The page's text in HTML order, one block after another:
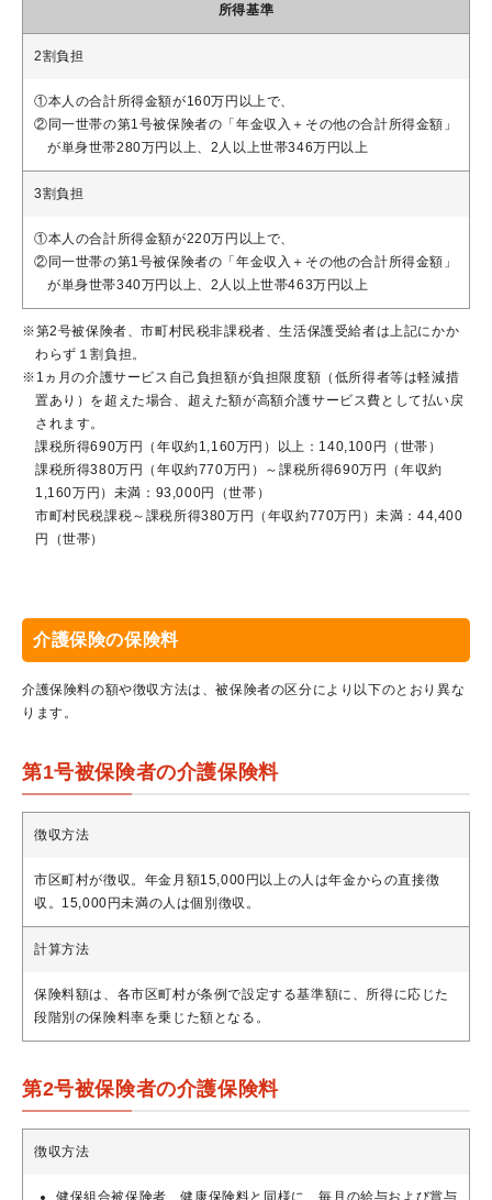
所得基準
2割負担
①本人の合計所得金額が160万円以上で、
②同一世帯の第1号被保険者の「年金収入＋その他の合計所得金額」
が単身世帯280万円以上、2人以上世帯346万円以上
3割負担
①本人の合計所得金額が220万円以上で、
②同一世帯の第1号被保険者の「年金収入＋その他の合計所得金額」
が単身世帯340万円以上、2人以上世帯463万円以上
※第2号被保険者、市町村民税非課税者、生活保護受給者は上記にかか
わらず１割負担。
※1ヵ月の介護サービス自己負担額が負担限度額（低所得者等は軽減措
置あり）を超えた場合、超えた額が高額介護サービス費として払い戻
されます。
課税所得690万円（年収約1,160万円）以上：140,100円（世帯）
課税所得380万円（年収約770万円）～課税所得690万円（年収約
1,160万円）未満：93,000円（世帯）
市町村民税課税～課税所得380万円（年収約770万円）未満：44,400
円（世帯）
介護保険の保険料
介護保険料の額や徴収方法は、被保険者の区分により以下のとおり異な
ります。
第1号被保険者の介護保険料
徴収方法
市区町村が徴収。年金月額15,000円以上の人は年金からの直接徴
収。15,000円未満の人は個別徴収。
計算方法
保険料額は、各市区町村が条例で設定する基準額に、所得に応じた
段階別の保険料率を乗じた額となる。
第2号被保険者の介護保険料
徴収方法
健保組合被保険者…健康保険料と同様に、毎月の給与および賞与